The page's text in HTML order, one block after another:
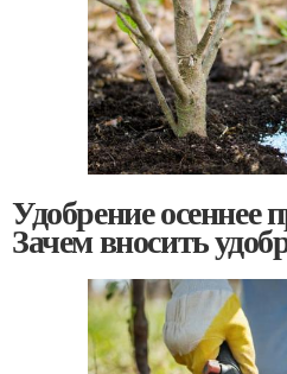
Удобрение осеннее
Зачем вносить